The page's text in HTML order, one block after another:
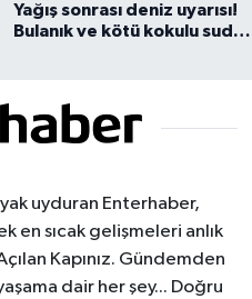
Yağış sonrası deniz uyarısı!
Bulanık ve kötü kokulu suda
uyduran Enterhaber,
sıcak gelişmeleri anlık
Kapınız. Gündemden
dair her şey... Doğru